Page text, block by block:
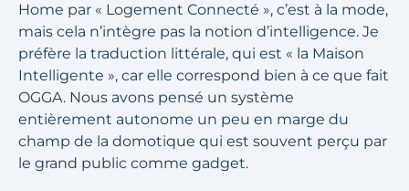
Home par « Logement Connecté », c’est à la mode,
mais cela n’intègre pas la notion d’intelligence. Je
préfère la traduction littérale, qui est « la Maison
Intelligente », car elle correspond bien à ce que fait
OGGA. Nous avons pensé un système
entièrement autonome un peu en marge du
champ de la domotique qui est souvent perçu par
le grand public comme gadget.